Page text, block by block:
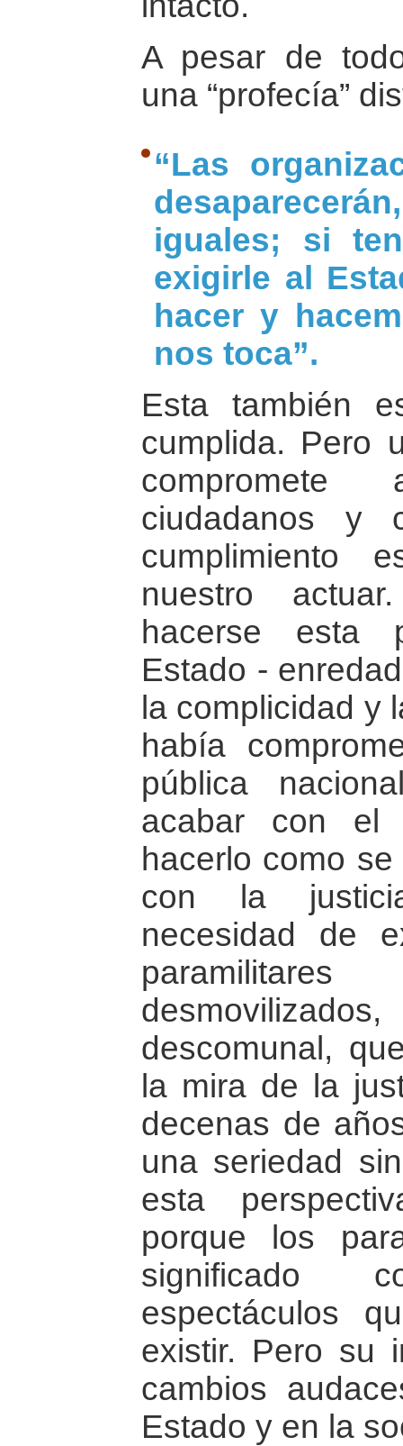
A pesar de
una “profecía”
“Las
iguales; si
exigirle al
hacer y
nos toca”.
Esta también
cumplida. Pero
ciudadanos y
cumplimiento
nuestro
hacerse esta
Estado -
la complicidad y
había
pública
acabar con el
hacerlo como
con la
necesidad de
descomunal,
la mira de la
decenas de
una seriedad
esta
porque los
significado
espectáculos
existir. Pero su
cambios
Estado y en la